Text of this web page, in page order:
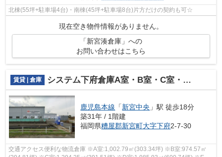
北棟(55坪+駐車場4台)・南棟(45坪+駐車場8台)片方だけの契約も可☆
現在空き物件情報がありません。
「新宮湊倉庫」への
お問い合わせはこちら
賃貸 | 倉庫 システム下府倉庫A室・B室・C室・D室・E室
鹿児島本線 「新宮中央 」駅 徒歩18分
築31年 / 1階建
福岡県糟屋郡新宮町大字下府2-7-30
交通アクセス便利な物流倉庫 ※A室:1,002.79㎡(303.34坪) ※B室:974.57㎡